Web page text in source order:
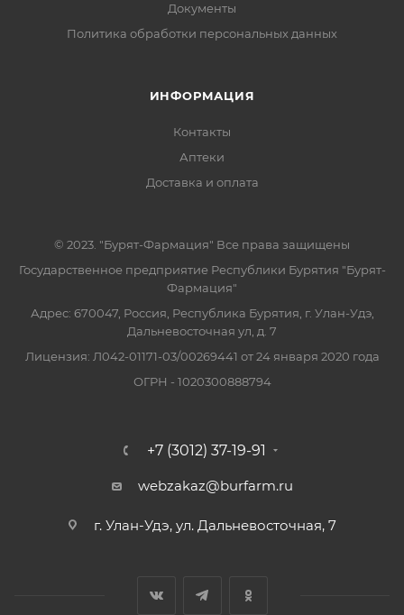
Документы
Политика обработки персональных данных
ИНФОРМАЦИЯ
Контакты
Аптеки
Доставка и оплата
© 2023. "Бурят-Фармация" Все права защищены
Государственное предприятие Республики Бурятия "Бурят-
Фармация"
Адрес: 670047, Россия, Республика Бурятия, г. Улан-Удэ,
Дальневосточная ул, д. 7
Лицензия: Л042-01171-03/00269441 от 24 января 2020 года
ОГРН - 1020300888794
+7 (3012) 37-19-91
webzakaz@burfarm.ru
г. Улан-Удэ, ул. Дальневосточная, 7